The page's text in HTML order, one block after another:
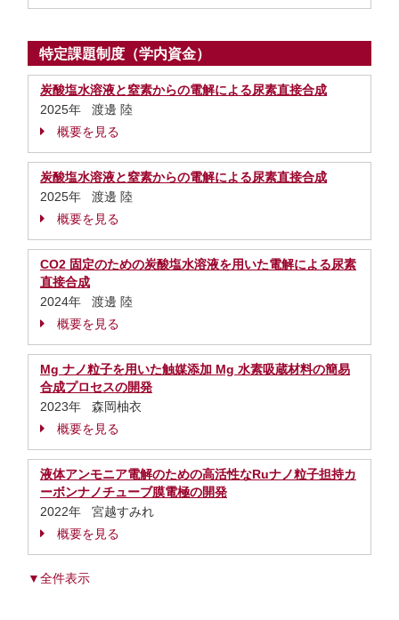
特定課題制度（学内資金）
炭酸塩水溶液と窒素からの電解による尿素直接合成
2025年 渡邊 陸
概要を見る
炭酸塩水溶液と窒素からの電解による尿素直接合成
2025年 渡邊 陸
概要を見る
CO2 固定のための炭酸塩水溶液を用いた電解による尿素
直接合成
2024年 渡邊 陸
概要を見る
Mg ナノ粒子を用いた触媒添加 Mg 水素吸蔵材料の簡易
合成プロセスの開発
2023年 森岡柚衣
概要を見る
液体アンモニア電解のための高活性なRuナノ粒子担持カ
ーボンナノチューブ膜電極の開発
2022年 宮越すみれ
概要を見る
▼全件表示